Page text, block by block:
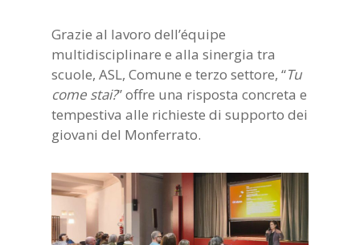
Grazie al lavoro dell’équipe
multidisciplinare e alla sinergia tra
scuole, ASL, Comune e terzo settore, “Tu
come stai?” offre una risposta concreta e
tempestiva alle richieste di supporto dei
giovani del Monferrato.